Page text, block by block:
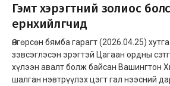
Гэмт хэрэгтний золиос
ерөнхийлөгчид
Өнгөрсөн бямба гарагт (2026.04.25)
зэвсэглэсэн эрэгтэй Цагаан ордны
хүлээн авалт болж байсан Вашингтон
шалган нэвтрүүлэх цэгт гал нээсний